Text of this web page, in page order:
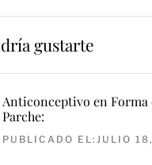
gustarte
Anticonceptivo en Forma
Parche:
PUBLICADO EL:JULIO